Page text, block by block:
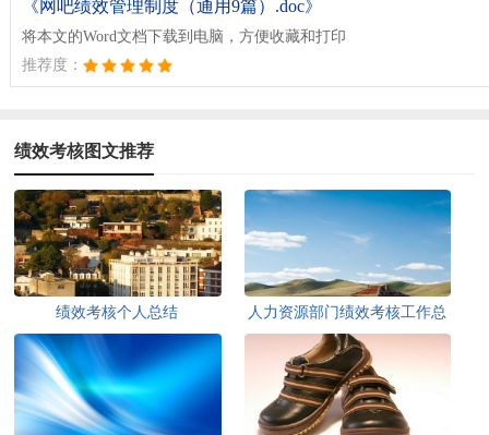
《网吧绩效管理制度（通用9篇）.doc》
将本文的Word文档下载到电脑，方便收藏和打印
推荐度：
绩效考核图文推荐
绩效考核个人总结
人力资源部门绩效考核工作总
结5篇